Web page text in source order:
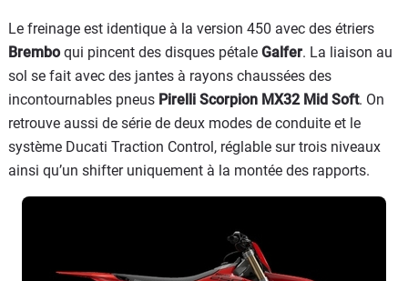
Le freinage est identique à la version 450 avec des étriers
Bremboqui pincent des disques pétale Galfer. La liaison au
sol se fait avec des jantes à rayons chaussées des
incontournables pneus Pirelli Scorpion MX32 Mid Soft. On
retrouve aussi de série de deux modes de conduite et le
système Ducati Traction Control, réglable sur trois niveaux
ainsi qu’un shifter uniquement à la montée des rapports.